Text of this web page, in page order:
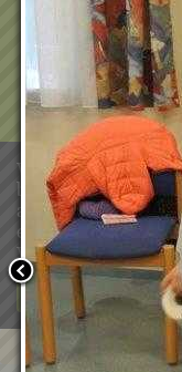
VOLKSSCHULE
BÜCHEREI
FEUERWEHR
DUATHLON 2026
POOLKALENDER
Wir verwenden
an, dass Sie mit
einverstanden
Weitere
Bestätigen